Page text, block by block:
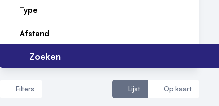
Type
Afstand
Zoeken
Filters Lijst Op kaart